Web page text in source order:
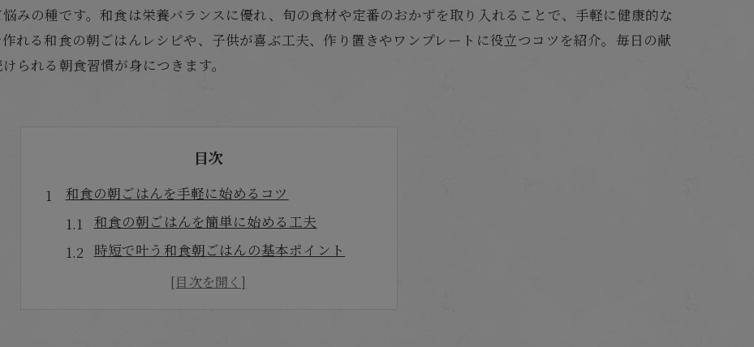
みの種です。和食は栄養バランスに優れ、旬の食材や定番のおかずを取り入れることで、手軽に健康的な
れる和食の朝ごはんレシピや、子供が喜ぶ工夫、作り置きやワンプレートに役立つコツを紹介。毎日の献
られる朝食習慣が身につきます。
目次
和食の朝ごはんを手軽に始めるコツ
和食の朝ごはんを簡単に始める工夫
時短で叶う和食朝ごはんの基本ポイント
朝ごはん和食定番の手軽な取り入れ方